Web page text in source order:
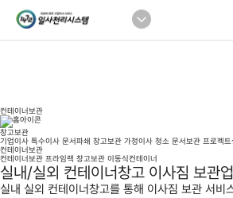
컨테이너보관
창고보관
기업이사 특수이사 문서파쇄 창고보관 가정이사 청소 문서보관 프로젝트
컨테이너보관
컨테이너보관 프라임랙 창고보관 이동식컨테이너
실내/실외 컨테이너창고 이사짐 보관
실내 실외 컨테이너창고를 통해 이사짐 보관 서비